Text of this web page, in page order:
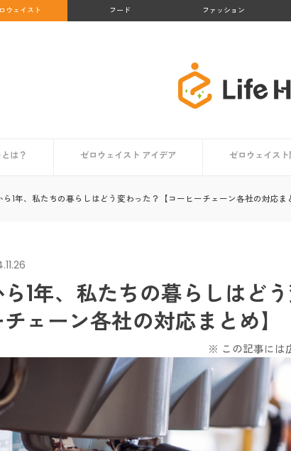
ウェイスト フード ファッション
は？
言
ゼロウェイスト アイデア ゼロウェイス
ら1年、私たちの暮らしはどう変わった？【コーヒーチェーン各社の対応ま
1年、私たちの暮らしはど
チェーン各社の対応まとめ】
※ この記事には